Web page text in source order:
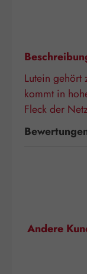
Lutein
kommt in
Fleck der
Produktgalerie
Andere